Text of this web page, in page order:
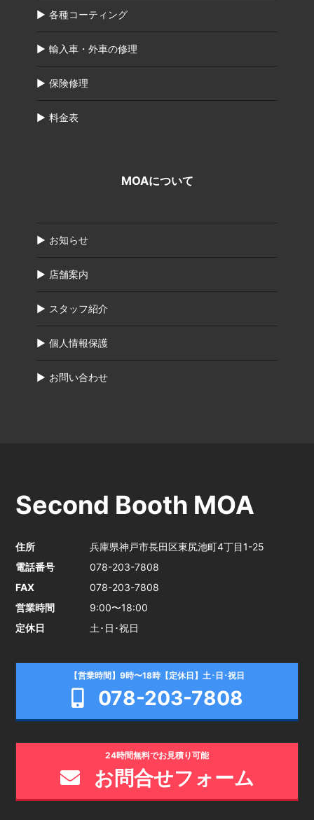
各種コーティング
輸入車・外車の修理
保険修理
料金表
MOAについて
お知らせ
店舗案内
スタッフ紹介
個人情報保護
お問い合わせ
Second Booth MOA
住所
兵庫県神戸市長田区東尻池町4丁目1-25
電話番号
078-203-7808
FAX
078-203-7808
営業時間
9:00〜18:00
定休日
土･日･祝日
【営業時間】9時〜18時【定休日】土･日･祝日
078-203-7808
24時間無料でお見積り可能
お問合せフォーム